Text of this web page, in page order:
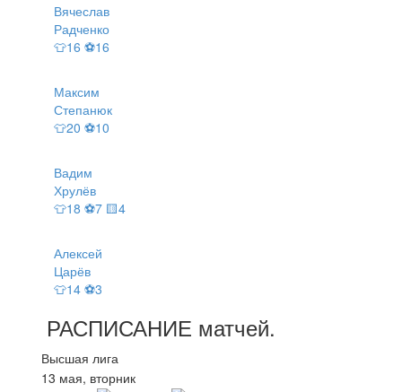
Вячеслав
Радченко
👕16 ⚽16
Максим
Степанюк
👕20 ⚽10
Вадим
Хрулёв
👕18 ⚽7 🟨4
Алексей
Царёв
👕14 ⚽3
РАСПИСАНИЕ матчей.
Высшая лига
13 мая, вторник